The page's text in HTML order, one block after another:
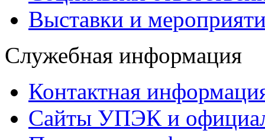
Выставки и
Служебная информация
Контактная
Сайты УПЭК и